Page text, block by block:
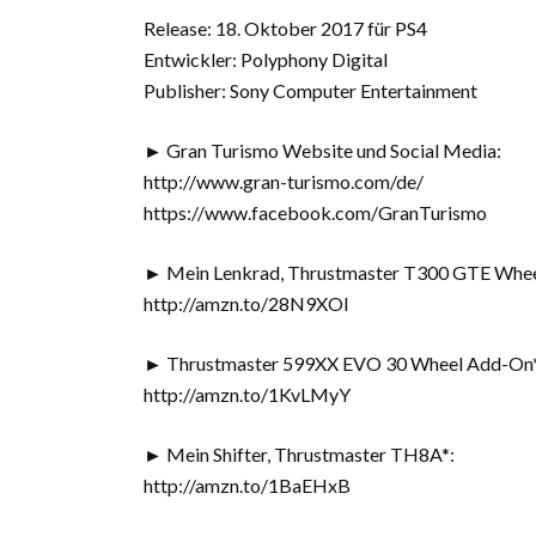
Release: 18. Oktober 2017 für PS4
Entwickler: Polyphony Digital
Publisher: Sony Computer Entertainment
► Gran Turismo Website und Social Media:
http://www.gran-turismo.com/de/
https://www.facebook.com/GranTurismo
► Mein Lenkrad, Thrustmaster T300 GTE
http://amzn.to/28N9XOI
► Thrustmaster 599XX EVO 30 Wheel Add-
http://amzn.to/1KvLMyY
► Mein Shifter, Thrustmaster TH8A*:
http://amzn.to/1BaEHxB